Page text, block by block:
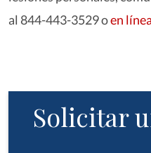
al 844-443-3529 oen
Solicitar